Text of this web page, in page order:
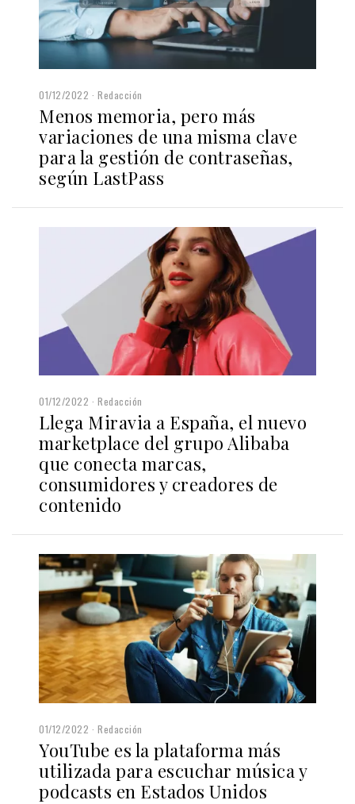
01/12/2022 Redacción
Menos memoria, pero más
variaciones de una misma clave
para la gestión de contraseñas,
según LastPass
01/12/2022 Redacción
Llega Miravia a España, el nuevo
marketplace del grupo Alibaba
que conecta marcas,
consumidores y creadores de
contenido
01/12/2022 Redacción
YouTube es la plataforma más
utilizada para escuchar música y
podcasts en Estados Unidos